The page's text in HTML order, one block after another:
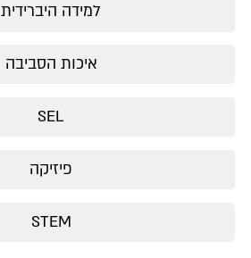
למידה היברידית
איכות הסביבה
SEL
פיזיקה
STEM